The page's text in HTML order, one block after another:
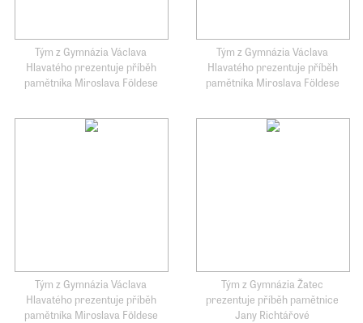
Tým z Gymnázia Václava
Hlavatého prezentuje příběh
pamětníka Miroslava Földese
Tým z Gymnázia Václava
Hlavatého prezentuje příběh
pamětníka Miroslava Földese
Tým z Gymnázia Václava
Hlavatého prezentuje příběh
pamětníka Miroslava Földese
Tým z Gymnázia Žatec
prezentuje příběh pamětnice
Jany Richtářové